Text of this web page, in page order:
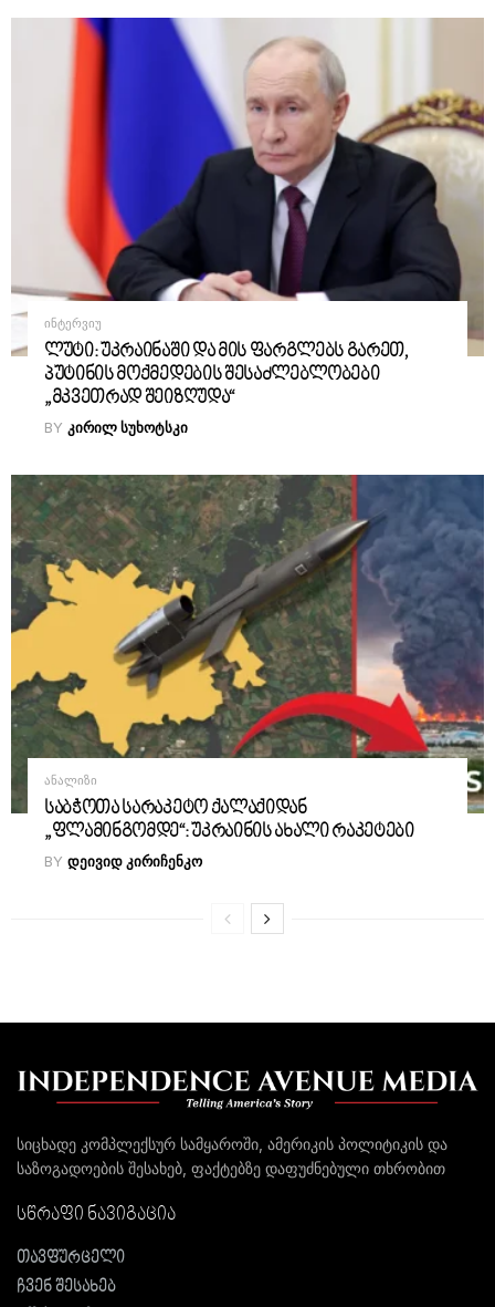
ᲘᲜᲢᲔᲠᲕᲘᲣ
ლუტი: უკრაინაში და მის ფარგლებს გარეთ,
პუტინის მოქმედების შესაძლებლობები
„მკვეთრად შეიზღუდა“
BY ᲙᲘᲠᲘᲚ ᲡᲣᲮᲝᲢᲡᲙᲘ
ᲐᲜᲐᲚᲘᲖᲘ
საბჭოთა სარაკეტო ქალაქიდან
„ფლამინგომდე“: უკრაინის ახალი რაკეტები
BY ᲓᲔᲘᲕᲘᲓ ᲙᲘᲠᲘᲩᲔᲜᲙᲝ
სიცხადე კომპლექსურ სამყაროში, ამერიკის პოლიტიკის და
საზოგადოების შესახებ, ფაქტებზე დაფუძნებული თხრობით
სწრაფი ნავიგაცია
თავფურცელი
ჩვენ შესახებ